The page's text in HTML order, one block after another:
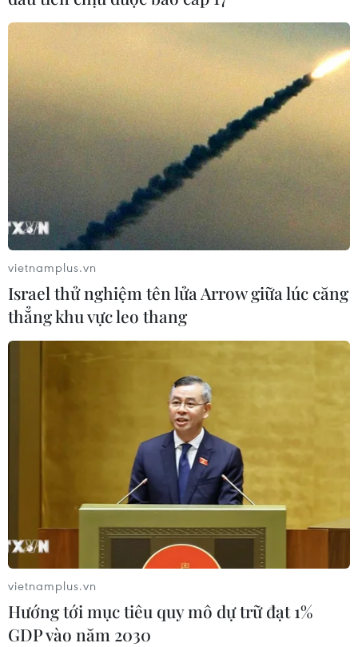
vietnamplus.vn
Israel thử nghiệm tên lửa Arrow giữa lúc căng
thẳng khu vực leo thang
vietnamplus.vn
Hướng tới mục tiêu quy mô dự trữ đạt 1%
GDP vào năm 2030